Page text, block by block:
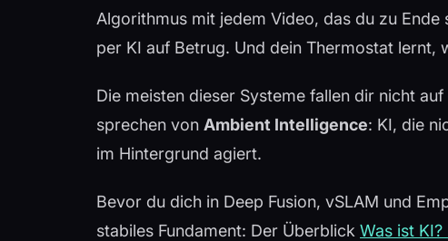
Algorithmus mit jedem Video, das du zu
per KI auf Betrug. Und dein Thermostat lernt,
Die meisten dieser Systeme fallen dir nicht
sprechen von Ambient Intelligence: KI, die
im Hintergrund agiert.
Bevor du dich in Deep Fusion, vSLAM und
stabiles Fundament: Der Überblick Was ist